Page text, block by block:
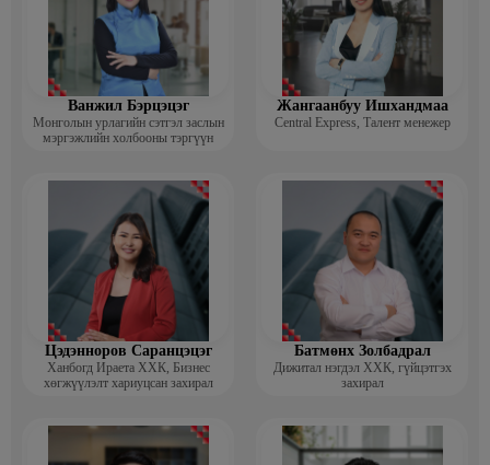
Ванжил Бэрцэцэг
Монголын урлагийн сэтгэл заслын
мэргэжлийн холбооны тэргүүн
Жангаанбуу Ишхандмаа
Central Express, Талент менежер
Цэдэнноров Саранцэцэг
Ханбогд Ираета ХХК, Бизнес
хөгжүүлэлт хариуцсан захирал
Батмөнх Золбадрал
Дижитал нэгдэл ХХК, гүйцэтгэх
захирал